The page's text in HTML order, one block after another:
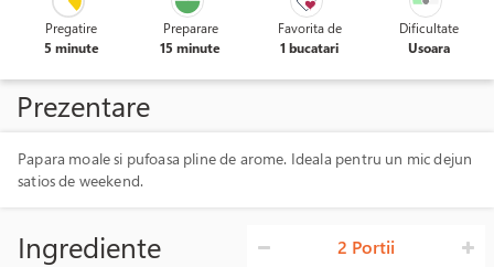
Pregatire
5 minute
Preparare
15 minute
Favorita de
1 bucatari
Dificultate
Usoara
Prezentare
Papara moale si pufoasa pline de arome. Ideala pentru un mic dejun
satios de weekend.
Ingrediente 2 Portii